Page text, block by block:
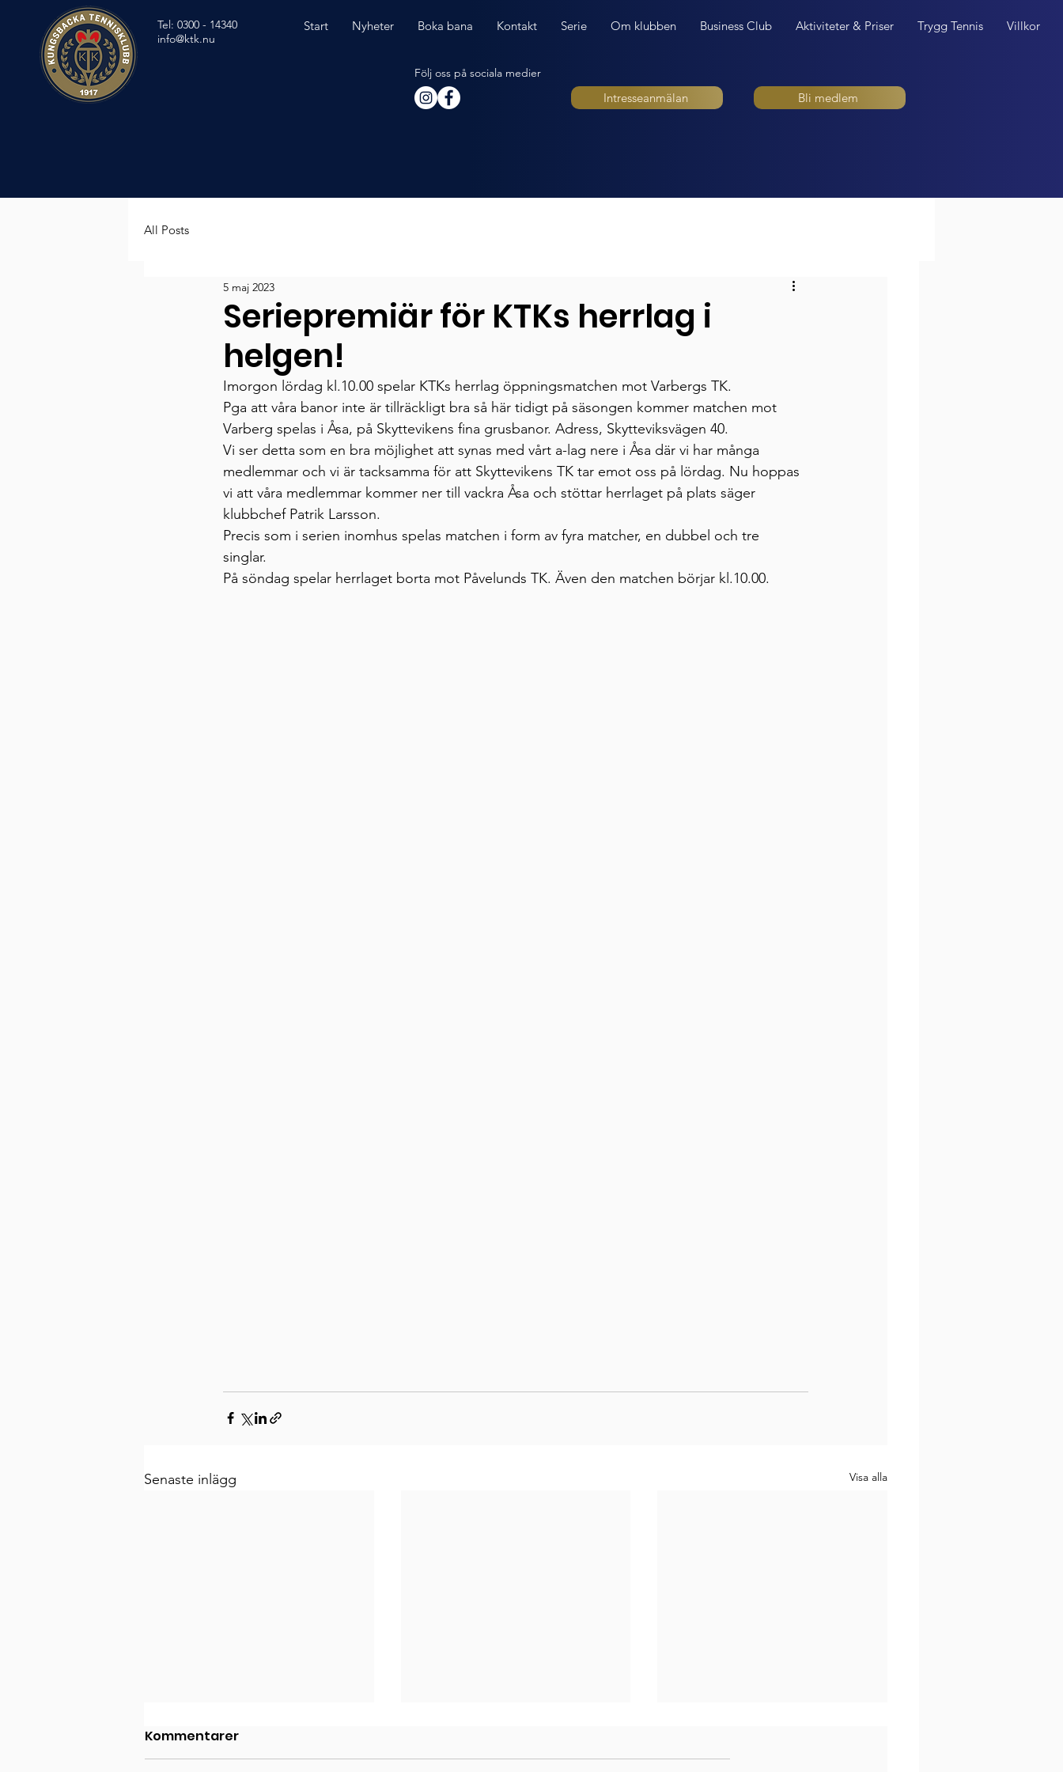
Tel: 0300 - 14340
info@ktk.nu
Följ oss på sociala medier
Intresseanmälan Bli medlem
Start Nyheter Boka bana Kontakt Serie Om klubben Business Club Aktiviteter & Priser Trygg Tennis Villkor
All Posts
Seriepremiär för KTKs herrlag i
helgen!
5 maj 2023
Imorgon lördag kl.10.00 spelar KTKs herrlag öppningsmatchen mot Varbergs TK.
Pga att våra banor inte är tillräckligt bra så här tidigt på säsongen kommer matchen mot
Varberg spelas i Åsa, på Skyttevikens fina grusbanor. Adress, Skytteviksvägen 40.
Vi ser detta som en bra möjlighet att synas med vårt a-lag nere i Åsa där vi har många
medlemmar och vi är tacksamma för att Skyttevikens TK tar emot oss på lördag. Nu hoppas
vi att våra medlemmar kommer ner till vackra Åsa och stöttar herrlaget på plats säger
klubbchef Patrik Larsson.
Precis som i serien inomhus spelas matchen i form av fyra matcher, en dubbel och tre
singlar.
På söndag spelar herrlaget borta mot Påvelunds TK. Även den matchen börjar kl.10.00.
Senaste inlägg Visa alla
Kommentarer